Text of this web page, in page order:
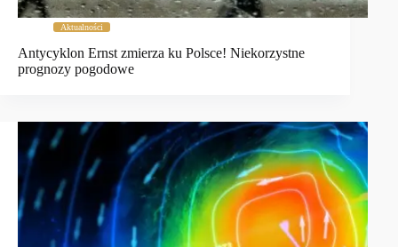
Aktualności
Antycyklon Ernst zmierza ku Polsce! Niekorzystne
prognozy pogodowe